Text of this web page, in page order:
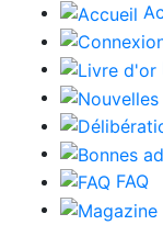
FAQ